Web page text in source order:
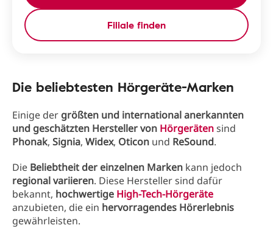
Filiale finden
Die beliebtesten Hörgeräte-Marken
Einige der größten und international anerkannten
und geschätzten Hersteller von Hörgerätensind
Phonak, Signia, Widex, Oticon und ReSound.
Die Beliebtheit der einzelnen Marken kann jedoch
regional variieren. Diese Hersteller sind dafür
bekannt, hochwertige High-Tech-Hörgeräte
anzubieten, die ein hervorragendes Hörerlebnis
gewährleisten.